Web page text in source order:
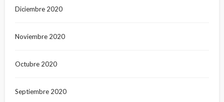
Diciembre 2020
Noviembre 2020
Octubre 2020
Septiembre 2020